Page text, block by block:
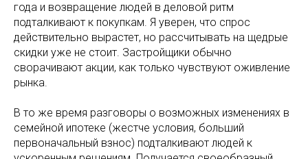
года и возвращение людей в деловой ритм
подталкивают к покупкам. Я уверен, что спрос
действительно вырастет, но рассчитывать на щедрые
скидки уже не стоит. Застройщики обычно
сворачивают акции, как только чувствуют оживление
рынка.
В то же время разговоры о возможных изменениях в
семейной ипотеке (жестче условия, больший
первоначальный взнос) подталкивают людей к